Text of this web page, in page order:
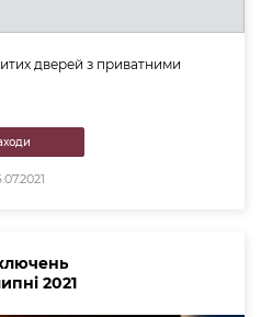
дверей з приватними
2021